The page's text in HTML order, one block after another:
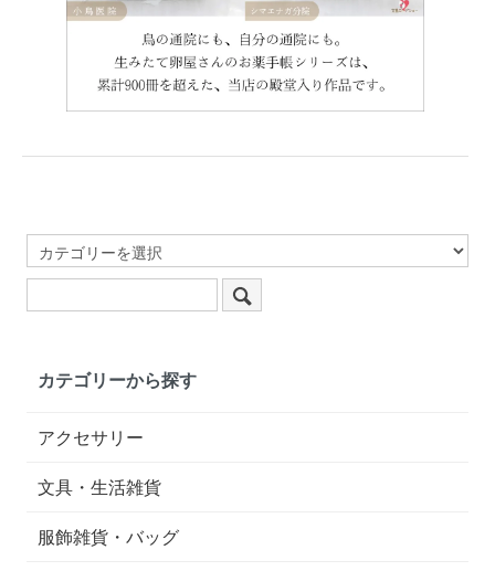
カテゴリーから探す
アクセサリー
文具・生活雑貨
服飾雑貨・バッグ